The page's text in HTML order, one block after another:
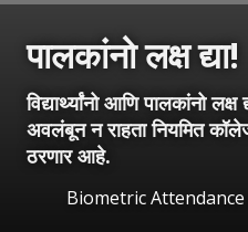
पालकांनो लक्ष द्या!
विद्यार्थ्यांनो आणि पालकांनो
अवलंबून न राहता नियमित
ठरणार आहे.
Biometric